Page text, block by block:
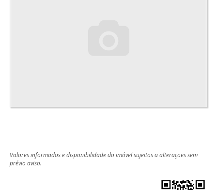
Valores informados e disponibilidade do imóvel sujeitos a alterações sem
prévio aviso.